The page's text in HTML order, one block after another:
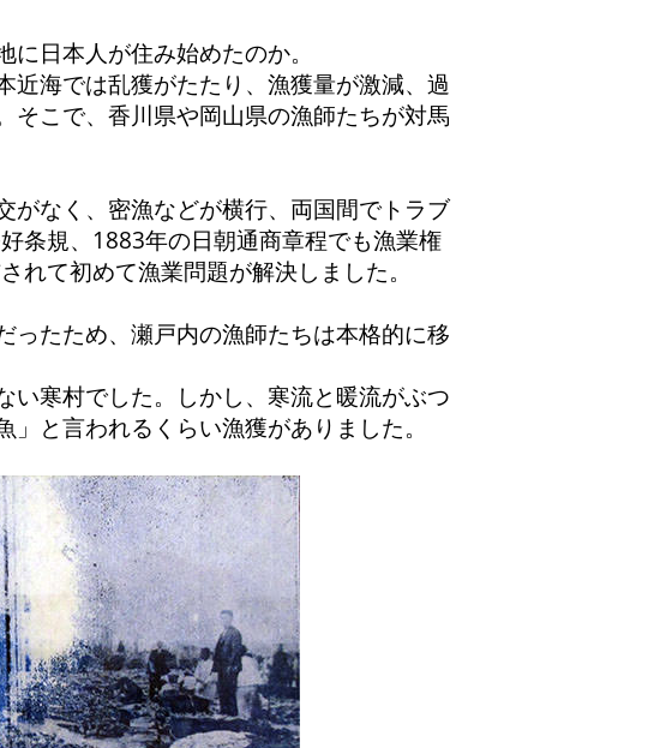
日本人が住み始めたのか。
海では乱獲がたたり、漁獲量が激減、過
そこで、香川県や岡山県の漁師たちが対馬
なく、密漁などが横行、両国間でトラブ
条規、1883年の日朝通商章程でも漁業権
れて初めて漁業問題が解決しました。
たため、瀬戸内の漁師たちは本格的に移
寒村でした。しかし、寒流と暖流がぶつ
と言われるくらい漁獲がありました。